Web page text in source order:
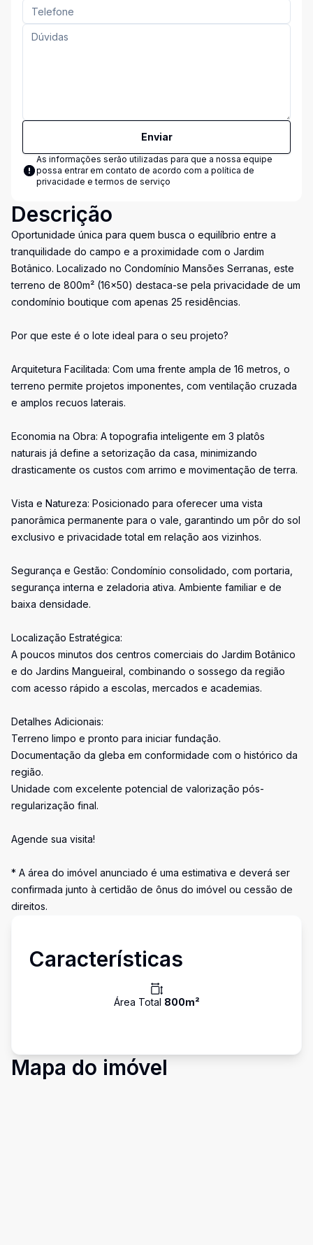
Enviar
As informações serão utilizadas para que a nossa equipe
possa entrar em contato de acordo com a política de
privacidade e termos de serviço
Descrição
Oportunidade única para quem busca o equilíbrio entre a
tranquilidade do campo e a proximidade com o Jardim
Botânico. Localizado no Condomínio Mansões Serranas, este
terreno de 800m² (16x50) destaca-se pela privacidade de um
condomínio boutique com apenas 25 residências.
Por que este é o lote ideal para o seu projeto?
Arquitetura Facilitada: Com uma frente ampla de 16 metros, o
terreno permite projetos imponentes, com ventilação cruzada
e amplos recuos laterais.
Economia na Obra: A topografia inteligente em 3 platôs
naturais já define a setorização da casa, minimizando
drasticamente os custos com arrimo e movimentação de terra.
Vista e Natureza: Posicionado para oferecer uma vista
panorâmica permanente para o vale, garantindo um pôr do sol
exclusivo e privacidade total em relação aos vizinhos.
Segurança e Gestão: Condomínio consolidado, com portaria,
segurança interna e zeladoria ativa. Ambiente familiar e de
baixa densidade.
Localização Estratégica:
A poucos minutos dos centros comerciais do Jardim Botânico
e do Jardins Mangueiral, combinando o sossego da região
com acesso rápido a escolas, mercados e academias.
Detalhes Adicionais:
Terreno limpo e pronto para iniciar fundação.
Documentação da gleba em conformidade com o histórico da
região.
Unidade com excelente potencial de valorização pós-
regularização final.
Agende sua visita!
* A área do imóvel anunciado é uma estimativa e deverá ser
confirmada junto à certidão de ônus do imóvel ou cessão de
direitos.
Características
Área Total 800m²
Mapa do imóvel